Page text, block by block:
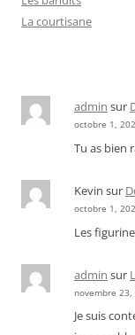
La courtisane
admin sur
octobre 1,
Tu as bien
Kevin sur
octobre 1,
Les
admin sur
novembre 23,
Je suis